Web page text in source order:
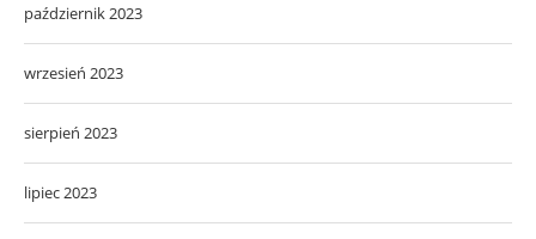
październik 2023
wrzesień 2023
sierpień 2023
lipiec 2023